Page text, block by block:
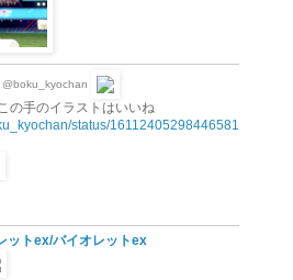
@boku_kyochan
この手のイラストはいいね
status/16112405298446581
ットex/バイオレットex